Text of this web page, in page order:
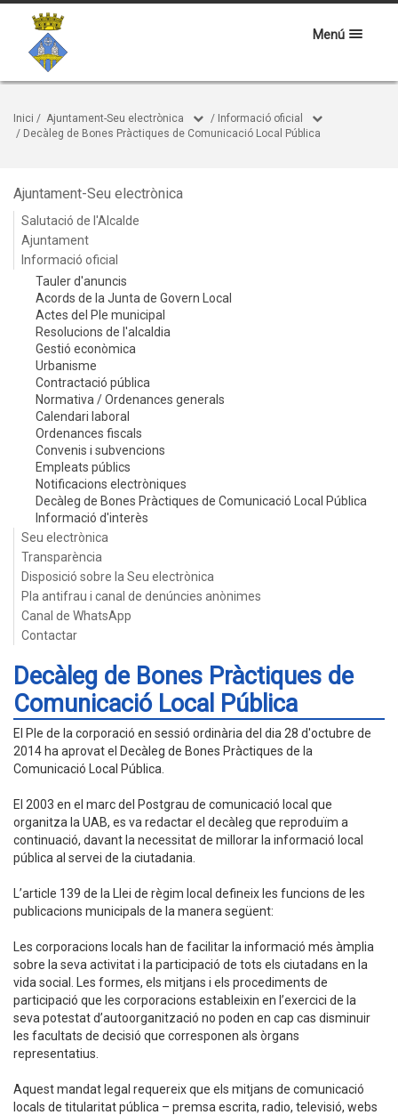
Menú
Inici / Ajuntament-Seu electrònica / Informació oficial
/ Decàleg de Bones Pràctiques de Comunicació Local Pública
Ajuntament-Seu electrònica
Salutació de l'Alcalde
Ajuntament
Informació oficial
Tauler d'anuncis
Acords de la Junta de Govern Local
Actes del Ple municipal
Resolucions de l'alcaldia
Gestió econòmica
Urbanisme
Contractació pública
Normativa / Ordenances generals
Calendari laboral
Ordenances fiscals
Convenis i subvencions
Empleats públics
Notificacions electròniques
Decàleg de Bones Pràctiques de Comunicació Local Pública
Informació d'interès
Seu electrònica
Transparència
Disposició sobre la Seu electrònica
Pla antifrau i canal de denúncies anònimes
Canal de WhatsApp
Contactar
Decàleg de Bones Pràctiques de
Comunicació Local Pública
El Ple de la corporació en sessió ordinària del dia 28 d'octubre de
2014 ha aprovat el Decàleg de Bones Pràctiques de la
Comunicació Local Pública.
El 2003 en el marc del Postgrau de comunicació local que
organitza la UAB, es va redactar el decàleg que reproduïm a
continuació, davant la necessitat de millorar la informació local
pública al servei de la ciutadania.
L’article 139 de la Llei de règim local defineix les funcions de les
publicacions municipals de la manera següent:
Les corporacions locals han de facilitar la informació més àmplia
sobre la seva activitat i la participació de tots els ciutadans en la
vida social. Les formes, els mitjans i els procediments de
participació que les corporacions estableixin en l’exercici de la
seva potestat d’autoorganització no poden en cap cas disminuir
les facultats de decisió que corresponen als òrgans
representatius.
Aquest mandat legal requereix que els mitjans de comunicació
locals de titularitat pública – premsa escrita, radio, televisió, webs